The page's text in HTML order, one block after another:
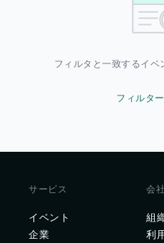
フィルタと一致するイベ
フィルタ
サービス
イベント
企業
会
組
利